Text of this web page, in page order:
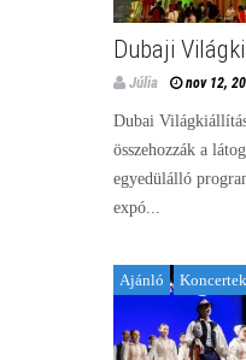
Dubaji
Júlia nov 12,
Dubai
összehozzák a
egyedülálló
expó...
Ajánló Koncertek